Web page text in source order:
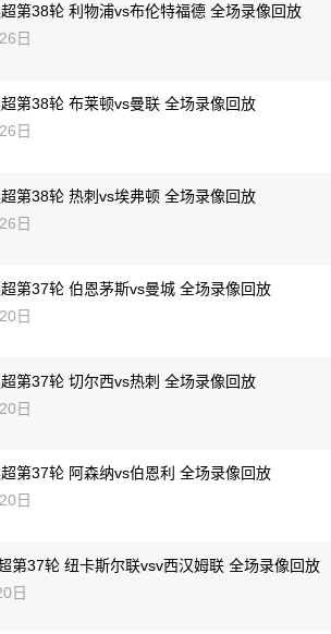
第38轮 利物浦vs布伦特福德 全场录像回放
日
第38轮 布莱顿vs曼联 全场录像回放
日
第38轮 热刺vs埃弗顿 全场录像回放
日
第37轮 伯恩茅斯vs曼城 全场录像回放
日
第37轮 切尔西vs热刺 全场录像回放
日
第37轮 阿森纳vs伯恩利 全场录像回放
日
第37轮 纽卡斯尔联vsv西汉姆联 全场录像回放
日